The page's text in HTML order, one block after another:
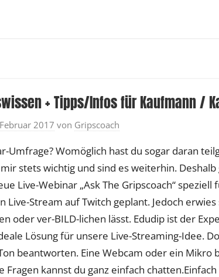
+ Tipps/Infos für Kaufmann /
2017 von Gripscoach
Umfrage? Womöglich hast du sogar daran
stets wichtig und sind es weiterhin.
Live-Webinar „Ask The Gripscoach“
Live-Stream auf Twitch geplant. Jedoch
oder ver-BILD-lichen lässt. Edudip ist der
Lösung für unsere Live-Streaming-Idee.
beantworten. Eine Webcam oder ein Mikro
Fragen kannst du ganz einfach